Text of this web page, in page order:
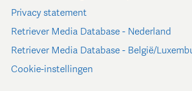
Privacy statement
Retriever Media Database - Nederland
Retriever Media Database - België/
Cookie-instellingen